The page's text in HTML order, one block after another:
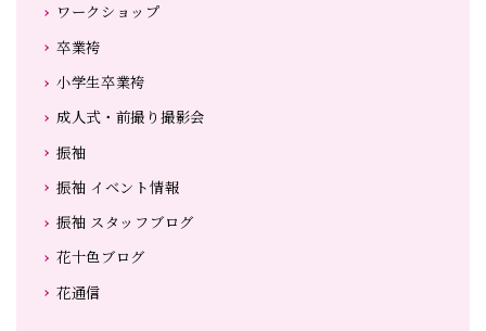
ワークショップ
卒業袴
小学生卒業袴
成人式・前撮り撮影会
振袖
振袖 イベント情報
振袖 スタッフブログ
花十色ブログ
花通信